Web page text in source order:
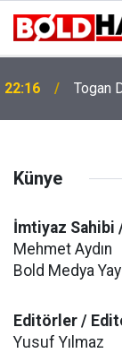
22:16 Togan
Künye
İmtiyaz Sahibi
Mehmet Aydın
Bold Medya
Editörler /
Yusuf Yılmaz